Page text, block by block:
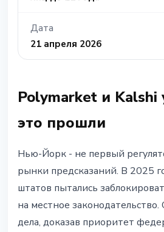
Дата
21 апреля 2026
Polymarket и Kalshi
это прошли
Нью-Йорк - не первый
рынки предсказаний. В 2025
штатов пытались
на местное законодательство.
дела, доказав приоритет